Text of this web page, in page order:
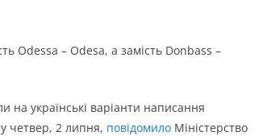
Odessa – Odesa, а замість Donbass –
українські варіанти написання
четвер, 2 липня, повідомило Міністерство